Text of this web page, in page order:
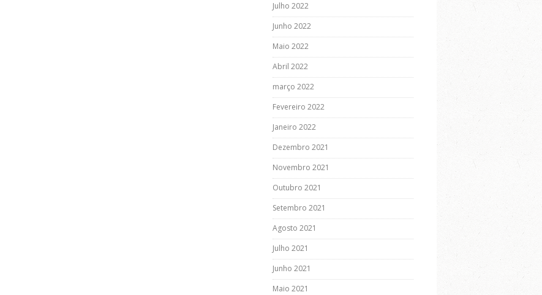
Julho 2022
Junho 2022
Maio 2022
Abril 2022
março 2022
Fevereiro 2022
Janeiro 2022
Dezembro 2021
Novembro 2021
Outubro 2021
Setembro 2021
Agosto 2021
Julho 2021
Junho 2021
Maio 2021